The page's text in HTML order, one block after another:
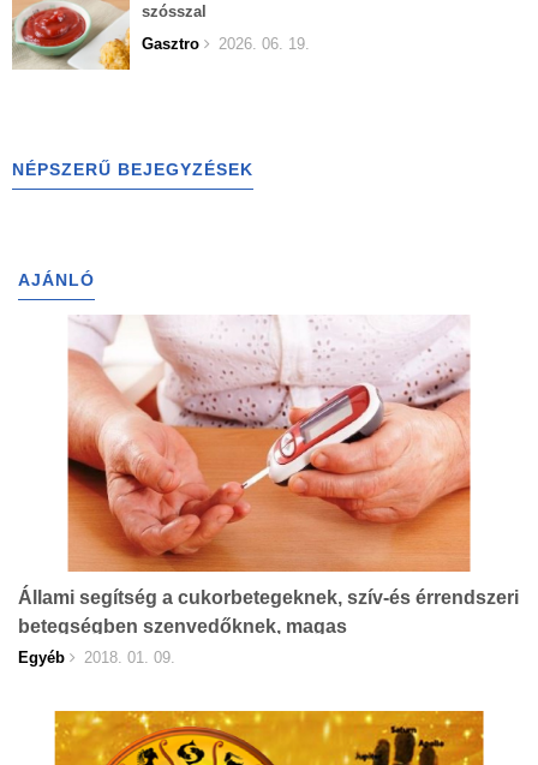
szósszal
Gasztro
2026. 06. 19.
NÉPSZERŰ BEJEGYZÉSEK
AJÁNLÓ
Állami segítség a cukorbetegeknek, szív-és érrendszeri
betegségben szenvedőknek, magas
vérnyomásosoknak
Egyéb 2018. 01. 09.